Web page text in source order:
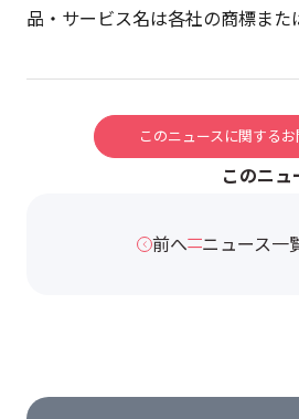
品・サービス名は各社の商標また
このニュースに関する
このニュ
前へ ニュース一